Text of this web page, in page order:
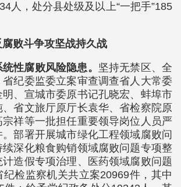
人，处分县处级及以上“一把手”185
败斗争攻坚战持久战
性腐败风险隐患。 坚持无禁区、全
纪委监委立案审查调查省人大常委
、宣城市委原书记孔晓宏、蚌埠市
省文旅厅原厅长袁华、省检察院原
祥等一批担任重要领导岗位人员严
部署开展城市绿化工程领域腐败问
深化粮食购销领域腐败问题专项整
造假专项治理、医药领域腐败问题
检监察机关共立案20969件，其中